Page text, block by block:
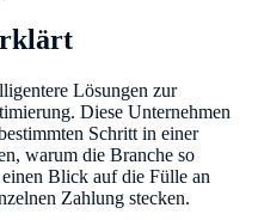
Lösungen zur
Diese Unternehmen
Schritt in einer
warum die Branche so
Blick auf die Fülle an
Zahlung stecken.